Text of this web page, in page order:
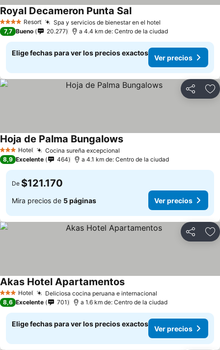
4 EstrellasResort Spa y servicios de bienestar en el hotel
Royal Decameron Punta Sal
7,7 Bueno 20.277 a 4.4 km de: Centro de la ciudad
Elige fechas para ver los precios exactos
Ver precios
Compartir
3 Estrellas
Hotel Cocina sureña excepcional
Hoja de Palma Bungalows
8,9 Excelente 464 a 4.1 km de: Centro de la ciudad
De $121.170
Mira precios de 5 páginas Ver precios
Compartir
3 Estrellas
Hotel Deliciosa cocina peruana e internacional
Akas Hotel Apartamentos
8,6 Excelente 701 a 1.6 km de: Centro de la ciudad
Elige fechas para ver los precios exactos
Ver precios